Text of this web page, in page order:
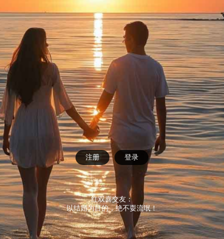
注册 登录
红双喜交友：
以结婚为目的，绝不耍流氓！